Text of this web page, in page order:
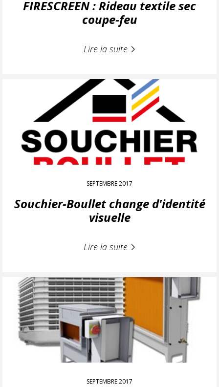
FIRESCREEN : Rideau textile sec
coupe-feu
Lire la suite
SEPTEMBRE 2017
Souchier-Boullet change d'identité
visuelle
Lire la suite
SEPTEMBRE 2017